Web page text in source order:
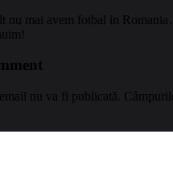
nu mai avem fotbal in
nu va fi publicată.